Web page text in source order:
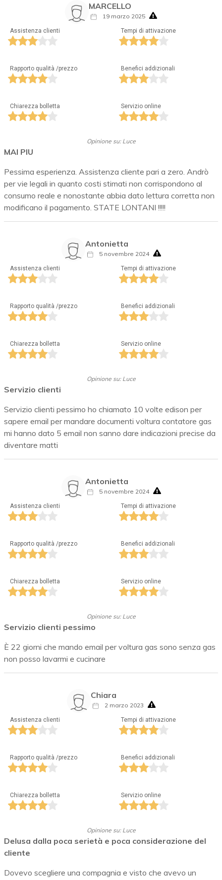
MARCELLO
19 marzo 2025
Assistenza clienti Tempi di attivazione
Rapporto qualità /prezzo Benefici addizionali
Chiarezza bolletta Servizio online
Opinione su: Luce
MAI PIU
Pessima esperienza. Assistenza cliente pari a zero. Andrò
per vie legali in quanto costi stimati non corrispondono al
consumo reale e nonostante abbia dato lettura corretta non
modificano il pagamento. STATE LONTANI !!!!!
Antonietta
5 novembre 2024
Assistenza clienti Tempi di attivazione
Rapporto qualità /prezzo Benefici addizionali
Chiarezza bolletta Servizio online
Opinione su: Luce
Servizio clienti
Servizio clienti pessimo ho chiamato 10 volte edison per
sapere email per mandare documenti voltura contatore gas
mi hanno dato 5 email non sanno dare indicazioni precise da
diventare matti
Antonietta
5 novembre 2024
Assistenza clienti Tempi di attivazione
Rapporto qualità /prezzo Benefici addizionali
Chiarezza bolletta Servizio online
Opinione su: Luce
Servizio clienti pessimo
È 22 giorni che mando email per voltura gas sono senza gas
non posso lavarmi e cucinare
Chiara
2 marzo 2023
Assistenza clienti Tempi di attivazione
Rapporto qualità /prezzo Benefici addizionali
Chiarezza bolletta Servizio online
Opinione su: Luce
Delusa dalla poca serietà e poca considerazione del
cliente
Dovevo scegliere una compagnia e visto che avevo un